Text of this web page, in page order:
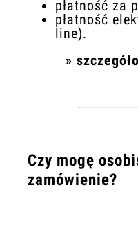
płatność za
płatność
line).
»
Czy mogę
zamówienie?